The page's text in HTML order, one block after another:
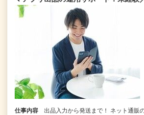
仕事内容
出品入力から発送まで！ ネット通販